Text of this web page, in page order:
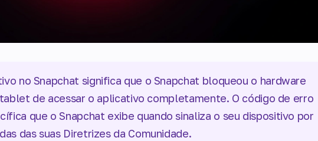
no Snapchat significa que o Snapchat bloqueou o hardware
de acessar o aplicativo completamente. O código de erro
que o Snapchat exibe quando sinaliza o seu dispositivo por
das suas Diretrizes da Comunidade.